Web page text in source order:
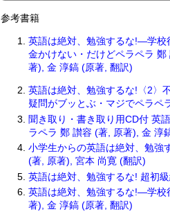
参考書籍
英語は絶対、勉強するな!―学校
金かけない・だけどペラペラ 鄭
著), 金 淳鎬 (原著, 翻訳)
英語は絶対、勉強するな!〈2〉
疑問がブッとぶ・マジでペラペ
聞き取り・書き取り用CD付 英
ラペラ 鄭 讃容 (著, 原著), 金 淳
小学生からの英語は絶対、勉強
(著, 原著), 宮本 尚寛 (翻訳)
英語は絶対、勉強するな! 超初
英語は絶対、勉強するな!―学校
著), 金 淳鎬 (原著, 翻訳)